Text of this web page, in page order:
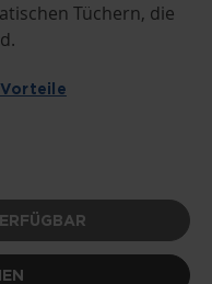
Tüchern, die